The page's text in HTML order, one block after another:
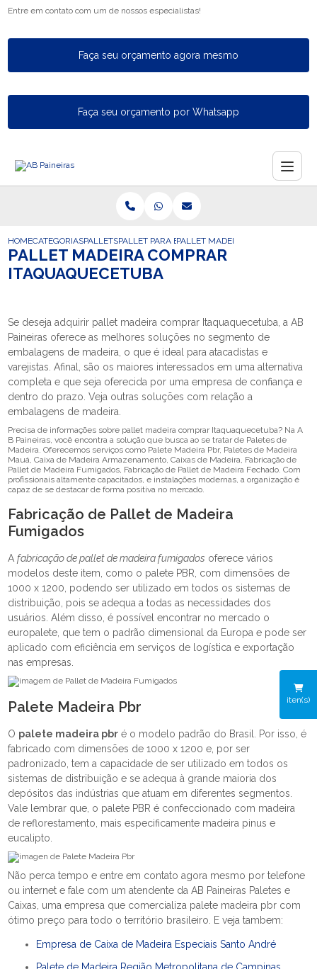
Entre em contato com um de nossos especialistas!
Faça seu orçamento agora mesmo
Faça seu orçamento por Whatsapp
iten(s)
HOMECATEGORIASPALLETSPALLET PARA EXPORTACAOPALLET MADEIRA COMPRAR
PALLET MADEIRA COMPRAR
ITAQUAQUECETUBA
Se deseja adquirir pallet madeira comprar Itaquaquecetuba, a AB
Paineiras oferece as melhores soluções no segmento de
embalagens de madeira, o que é ideal para atacadistas e
varejistas. Afinal, são os maiores interessados em uma alternativa
completa e que seja oferecida por uma empresa de confiança e
dentro do prazo. Veja outras soluções com relação a
embalagens de madeira.
Precisa de informações sobre pallet madeira comprar Itaquaquecetuba? Na A
B Paineiras, você encontra a solução que busca ao se tratar de Paletes de
Madeira. Oferecemos serviços como Palete Madeira Pbr, Paletes de Madeira
Mauá, Caixa de Madeira Armazenamento, Caixas de Madeira, Fabricação de
Pallet de Madeira Fumigados, Fabricação de Pallet de Madeira Fechado. Com
profissionais altamente capacitados, e instalações modernas, a organização é
capaz de se destacar de forma positiva no mercado.
Fabricação de Pallet de Madeira
Fumigados
Afabricação de pallet de madeira fumigados oferece vários
modelos deste item, como o palete PBR, com dimensões de
1000 x 1200, podendo ser utilizado em todos os sistemas de
distribuição, pois se adequa a todas as necessidades dos
usuários. Além disso, é possível encontrar no mercado o
europalete, que tem o padrão dimensional da Europa e pode ser
aplicado com eficiência em serviços de logística e exportação
nas empresas.
Palete Madeira Pbr
O palete madeira pbr é o modelo padrão do Brasil. Por isso, é
fabricado com dimensões de 1000 x 1200 e, por ser
padronizado, tem a capacidade de ser utilizado em todos os
sistemas de distribuição e se adequa à grande maioria dos
depósitos das indústrias que atuam em diferentes segmentos.
Vale lembrar que, o palete PBR é confeccionado com madeira
de reflorestamento, mais especificamente madeira pinus e
eucalipto.
Não perca tempo e entre em contato agora mesmo por telefone
ou internet e fale com um atendente da AB Paineiras Paletes e
Caixas, uma empresa que comercializa palete madeira pbr com
ótimo preço para todo o território brasileiro. E veja tambem:
Empresa de Caixa de Madeira Especiais Santo André